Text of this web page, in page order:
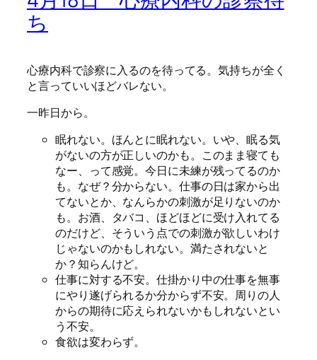
ち
心療内科で診察に入るのを待ってる。気持ちが全く
と言っていいほどバレない。
一昨日から。
眠れない。ほんとに眠れない。いや、眠る気
がないの方が正しいのかも。このまま寝ても
なー、って感覚。今日に未練が残ってるのか
も。なぜ？分からない。仕事の日は家から出
てないとか、なんらかの刺激が足りないのか
も。お酒、タバコ、ほどほどに受け入れてる
のだけど、そういう点での刺激が欲しいわけ
じゃないのかもしれない。満たされないと
か？知らんけど。
仕事に対する不安。仕掛かり中の仕事を無事
にやり遂げられるか分からず不安。周りの人
からの期待に応えられないかもしれないとい
う不安。
食欲は変わらず。